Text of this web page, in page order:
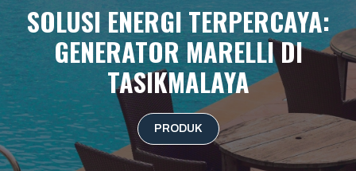
SOLUSI ENERGI TERPERCAYA:
GENERATOR MARELLI DI
TASIKMALAYA
PRODUK